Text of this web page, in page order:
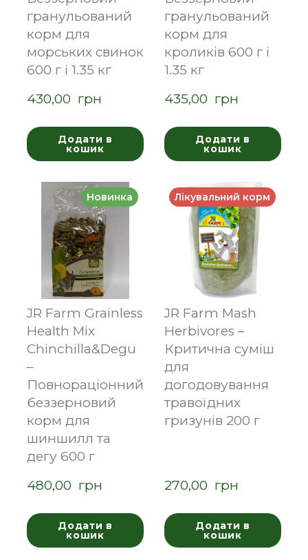
гранульований
корм для
морських свинок
600 г і 1.35 кг
430,00  грн
Додати в
кошик
гранульований
корм для
кроликів 600 г і
1.35 кг
435,00  грн
Додати в
кошик
Новинка
JR Farm Grainless
Health Mix
Chinchilla&Degu
–
Повнораціонний
беззерновий
корм для
шиншилл та
дегу 600 г
480,00  грн
Додати в
кошик
Лікувальний корм
JR Farm Mash
Herbivores –
Критична суміш
для
догодовування
травоїдних
гризунів 200 г
270,00  грн
Додати в
кошик